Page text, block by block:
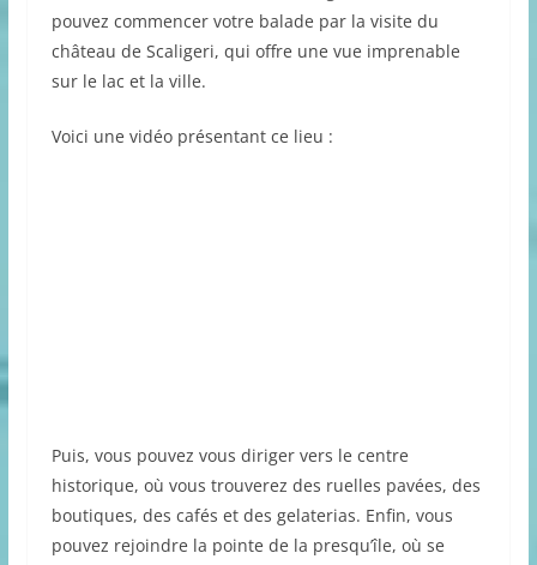
pouvez commencer votre balade par la visite du
château de Scaligeri, qui offre une vue imprenable
sur le lac et la ville.
Voici une vidéo présentant ce lieu :
Puis, vous pouvez vous diriger vers le centre
historique, où vous trouverez des ruelles pavées, des
boutiques, des cafés et des gelaterias. Enfin, vous
pouvez rejoindre la pointe de la presqu’île, où se